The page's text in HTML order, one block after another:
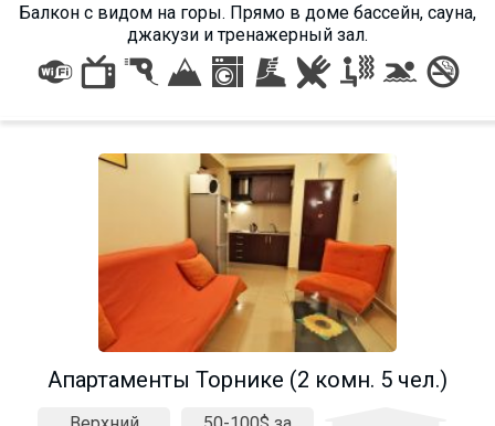
Балкон c видом на горы. Прямо в доме бассейн, сауна,
джакузи и тренажерный зал.
Апартаменты Торнике (2 комн. 5 чел.)